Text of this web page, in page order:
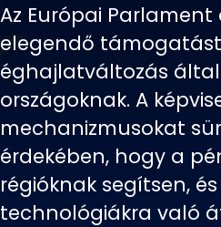
Az Európai
elegendő
éghajlatváltozás
országoknak. A
mechanizmusokat
érdekében, hogy a
régióknak segítsen,
technológiákra való